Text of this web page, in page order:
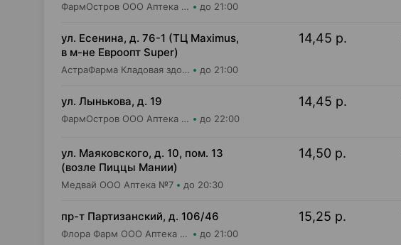
ФармОстров ООО Аптека №16 на Одинцова до 21:00
ул. Есенина, д. 76-1 (ТЦ Maximus,
в м-не Евроопт Super)
АстраФарма Кладовая здоровья ООО Аптека №9 до 21:00
14,45 р.
ул. Лынькова, д. 19
ФармОстров ООО Аптека №7 на Лынькова до 22:00
14,45 р.
ул. Маяковского, д. 10, пом. 13
(возле Пиццы Мании)
Медвай ООО Аптека №7 до 20:30
14,50 р.
пр-т Партизанский, д. 106/46
Флора Фарм ООО Аптека №20 до 21:00
15,25 р.